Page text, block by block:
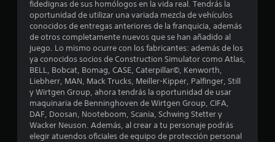
n
t
t
a
s
P
u
e
d
e
s
j
u
g
a
r
u
e
g
o
e
x
a
c
t
a
m
e
fidedignas de sus homólogos en la vida real. Tendrás la
oportunidad de utilizar una variada mezcla de vehículos
conocidos de entregas anteriores de la franquicia, además
de otros completamente nuevos que se han añadido al
juego. Lo mismo ocurre con los fabricantes: además de los
ya conocidos socios de Construction Simulator como Atlas,
BELL, Bobcat, Bomag, CASE, Caterpillar©, Kenworth,
Liebherr, MAN, Mack Trucks, Meiller-Kipper, Palfinger, Still
y Wirtgen Group, ahora tendrás la oportunidad de usar
maquinaria de Benninghoven de Wirtgen Group, CIFA,
DAF, Doosan, Nooteboom, Scania, Schwing Stetter y
Wacker Neuson. Además, al crear a tu personaje podrás
elegir atuendos oficiales de equipo de protección personal